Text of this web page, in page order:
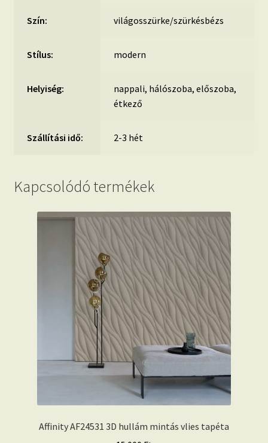
Szín: világosszürke/szürkésbézs
Stílus: modern
Helyiség:
nappali, hálószoba, előszoba,
étkező
Szállítási idő: 2-3 hét
Kapcsolódó termékek
Affinity AF24531 3D hullám mintás vlies tapéta